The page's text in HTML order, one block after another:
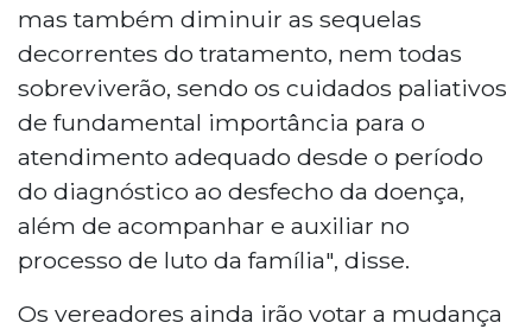
mas também diminuir as sequelas
decorrentes do tratamento, nem todas
sobreviverão, sendo os cuidados paliativos
de fundamental importância para o
atendimento adequado desde o período
do diagnóstico ao desfecho da doença,
além de acompanhar e auxiliar no
processo de luto da família", disse.
Os vereadores ainda irão votar a mudança